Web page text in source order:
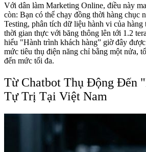
Với dân làm Marketing Online, điều này
còn: Bạn có thể chạy đồng thời hàng chục
Testing, phân tích dữ liệu hành vi của hàng
thời gian thực với băng thông lên tới 1.2
hiểu "Hành trình khách hàng” giờ đây
mức tiêu thụ điện năng chỉ bằng một nửa,
đến mức tối đa.
Từ Chatbot Thụ Động Đến
Tự Trị Tại Việt Nam